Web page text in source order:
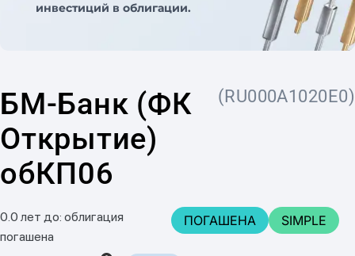
инвестиций в облигации.
БМ-Банк (ФК
Открытие)
обКП06
(RU000A1020E0)
0.0 лет до: облигация
погашена
ПОГАШЕНА SIMPLE